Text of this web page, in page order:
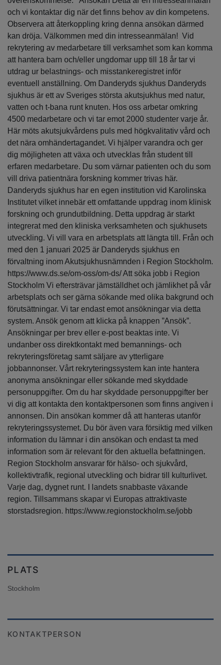
och vi kontaktar dig när det finns behov av din kompetens.
Observera att återkoppling kring denna ansökan därmed
kan dröja. Välkommen med din intresseanmälan! Vid
rekrytering av medarbetare till verksamhet som kan komma
att hantera barn och/eller ungdomar upp till 18 år tar vi
utdrag ur belastnings- och misstankeregistret inför
eventuell anställning. Om Danderyds sjukhus Danderyds
sjukhus är ett av Sveriges största akutsjukhus med natur,
vatten och t-bana runt knuten. Hos oss arbetar omkring
4500 medarbetare och vi tar emot 2000 studenter varje år.
Här möts akutsjukvårdens puls med högkvalitativ vård och
det nära omhändertagandet. Vi hjälper varandra och ger
dig möjligheten att växa och utvecklas från student till
erfaren medarbetare. Du som värnar patienten och du som
vill driva patientnära forskning kommer trivas här.
Danderyds sjukhus har en egen institution vid Karolinska
Institutet vilket innebär ett omfattande uppdrag inom klinisk
forskning och grundutbildning. Detta uppdrag är starkt
integrerat med den kliniska verksamheten och sjukhusets
utveckling. Vi vill vara en arbetsplats att längta till. Från och
med den 1 januari 2025 är Danderyds sjukhus en
förvaltning inom Akutsjukhusnämnden i Region Stockholm.
https://www.ds.se/om-oss/om-ds/ Att söka jobb i Region
Stockholm Vi eftersträvar jämställdhet och jämlikhet på vår
arbetsplats och ser gärna sökande med olika bakgrund och
förutsättningar. Vi tar endast emot ansökningar via detta
system. Ansök genom att klicka på knappen ”Ansök”.
Ansökningar per brev eller e-post beaktas inte. Vi
undanber oss direktkontakt med bemannings- och
rekryteringsföretag samt säljare av ytterligare
jobbannonser. Vårt rekryteringssystem kan inte hantera
anonyma ansökningar eller sökande med skyddade
personuppgifter. Om du har skyddade personuppgifter ber
vi dig att kontakta den kontaktpersonen som finns angiven i
annonsen. Din ansökan kommer då att hanteras utanför
rekryteringssystemet. Du bör även vara försiktig med vilken
information du lämnar i din ansökan och endast ta med
information som är relevant för den aktuella befattningen.
Region Stockholm ansvarar för hälso- och sjukvård,
kollektivtrafik, regional utveckling och bidrar till kulturlivet.
Varje dag, dygnet runt. I landets snabbaste växande
region. Tillsammans skapar vi Europas attraktivaste
storstadsregion. https://www.regionstockholm.se/jobb
PLATS
Stockholm
KONTAKTPERSON